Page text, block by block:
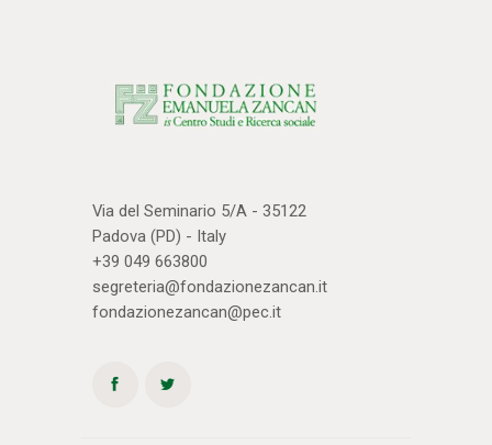
Via del Seminario 5/A - 35122
Padova (PD) - Italy
+39 049 663800
segreteria@fondazionezancan.it
fondazionezancan@pec.it